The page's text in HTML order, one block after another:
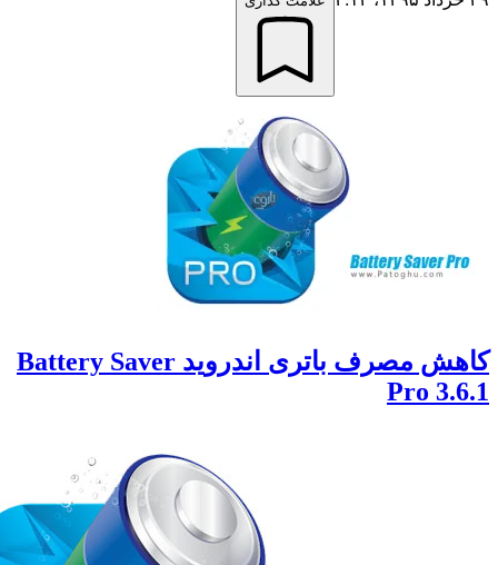
کاهش مصرف باتری اندروید Battery Saver
Pro